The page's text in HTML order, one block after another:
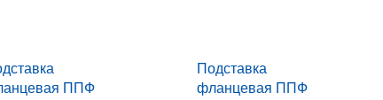
ППФ
Подставка
фланцевая ППФ